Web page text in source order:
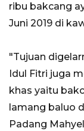
ribu bakcang
Juni 2019 di
"Tujuan
Idul Fitri juga
khas yaitu
lamang baluo
Padang